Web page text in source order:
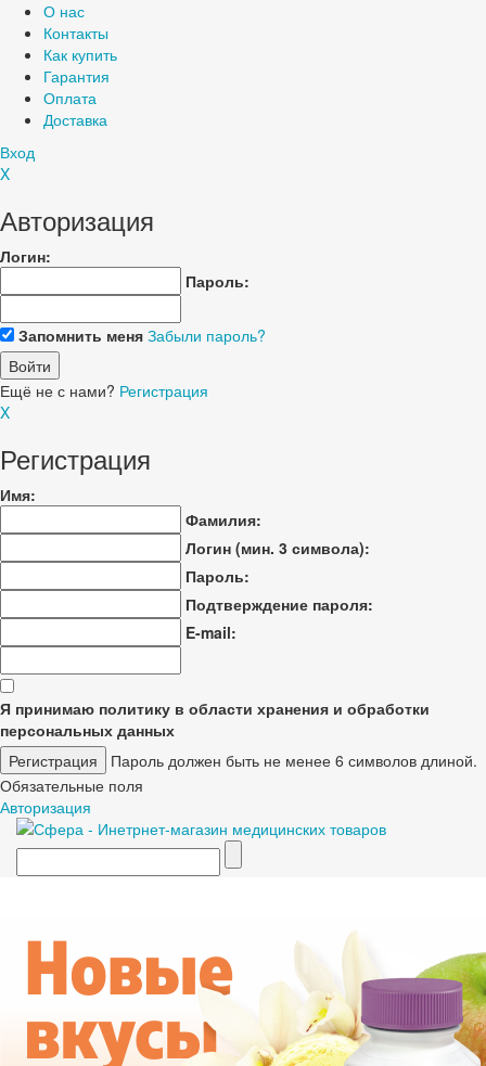
О нас
Контакты
Как купить
Гарантия
Оплата
Доставка
Вход
X
Авторизация
Логин:
Пароль:
Запомнить меня Забыли пароль?
Ещё не с нами? Регистрация
X
Регистрация
Имя:
Фамилия:
Логин (мин. 3 символа):
Пароль:
Подтверждение пароля:
E-mail:
Я принимаю политику в области хранения и обработки
персональных данных
Пароль должен быть не менее 6 символов длиной.
Обязательные поля
Авторизация